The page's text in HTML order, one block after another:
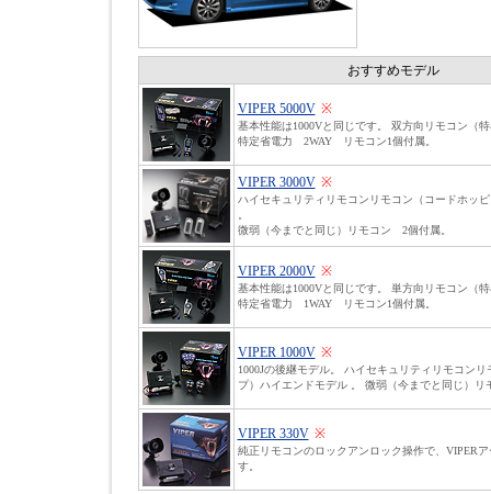
おすすめモデル
VIPER 5000V ※
基本性能は1000Vと同じです。 双方向リモコン（
特定省電力 2WAY リモコン1個付属。
VIPER 3000V ※
ハイセキュリティリモコンリモコン（コードホッ
微弱（今までと同じ）リモコン 2個付属。
VIPER 2000V ※
基本性能は1000Vと同じです。 単方向リモコン（
特定省電力 1WAY リモコン1個付属。
VIPER 1000V ※
1000Jの後継モデル。 ハイセキュリティリモコン
プ）ハイエンドモデル 。 微弱（今までと同じ）
VIPER 330V ※
純正リモコンのロックアンロック操作で、VIPER
す。